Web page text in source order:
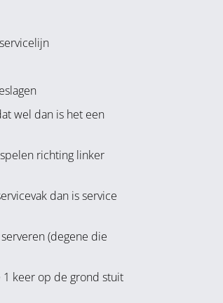
wel dan is het een
richting linker
dan is service
(degene die
1 keer op de grond stuit